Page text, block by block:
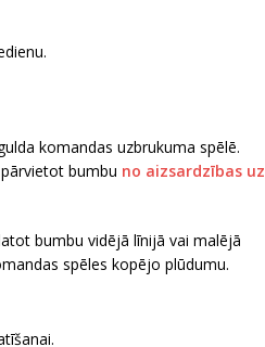
komandas uzbrukuma spēlē.
bumbu no aizsardzības uz
bumbu vidējā līnijā vai malējā
spēles kopējo plūdumu.